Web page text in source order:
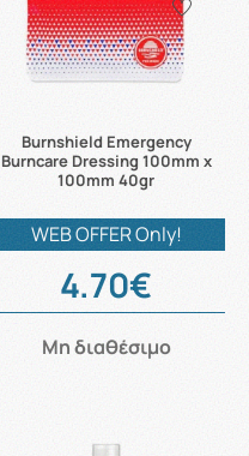
Burnshield Emergency
Burncare Dressing 100mm x
100mm 40gr
WEB OFFER Only!
4.70€
Μη διαθέσιμο